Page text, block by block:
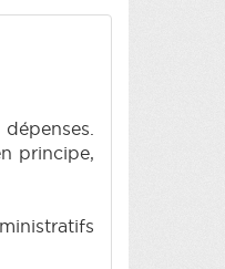
principe,